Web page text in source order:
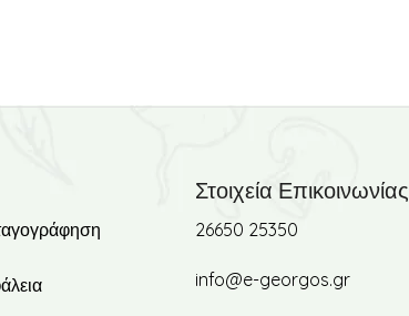
Στοιχεία Επικοινωνίας
26650 25350
info@e-georgos.gr